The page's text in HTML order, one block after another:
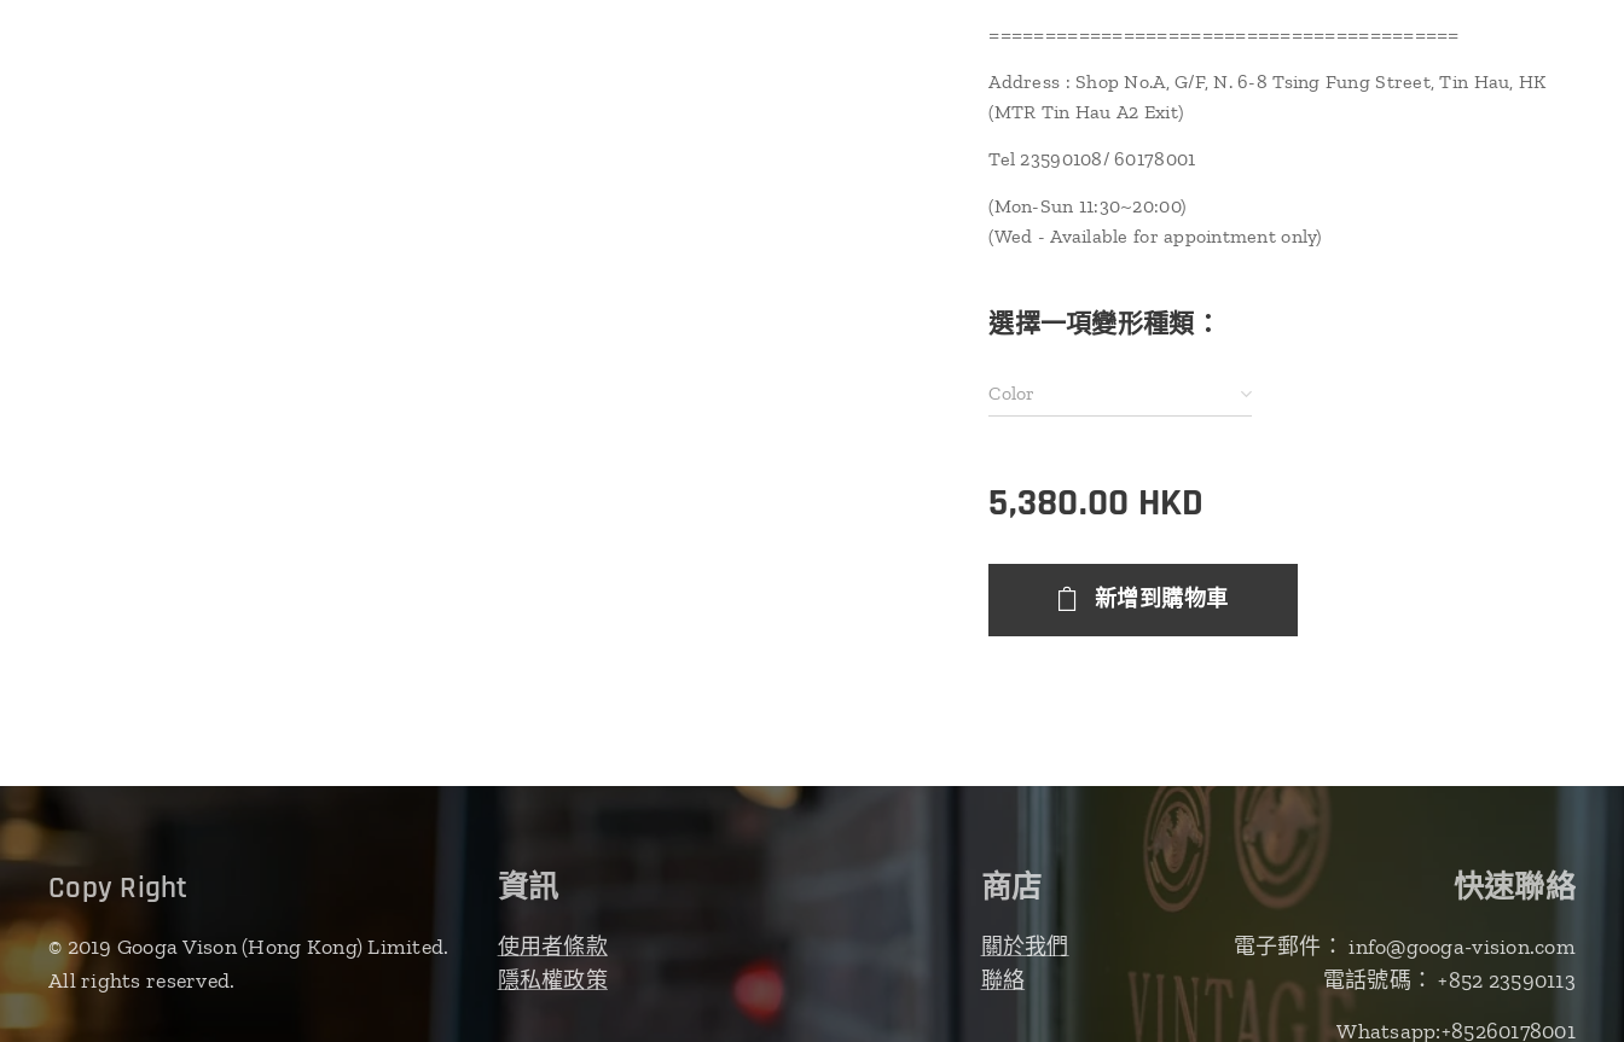
==========================================
Address : Shop No.A, G/F, N. 6-8 Tsing Fung Street, Tin Hau, HK
(MTR Tin Hau A2 Exit)
Tel 23590108/ 60178001
(Mon-Sun 11:30~20:00)
(Wed - Available for appointment only)
選擇一項變形種類：
Color
5,380.00 HKD
新增到購物車
Copy Right
© 2019 Googa Vison (Hong Kong) Limited.
All rights reserved.
資訊
使用者條款
隱私權政策
商店
關於我們
聯絡
快速聯絡
電子郵件： info@googa-vision.com
電話號碼： +852 23590113
Whatsapp:+85260178001